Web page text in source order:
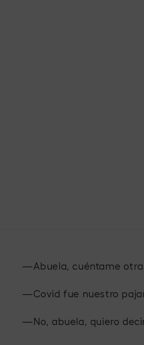
—Abuela, cuéntame otra
—Covid fue nuestro
—No, abuela, quiero